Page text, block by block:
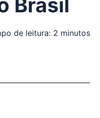
Brasil
de leitura: 2 minutos